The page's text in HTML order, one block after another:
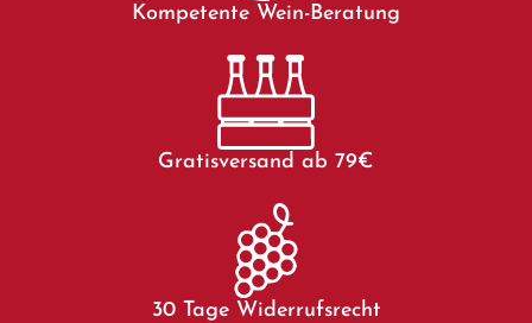
Kompetente Wein-Beratung
Gratisversand ab 79€
30 Tage Widerrufsrecht